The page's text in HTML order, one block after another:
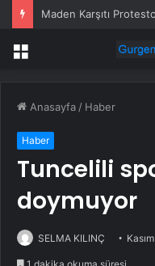
Menü
Anasayfa / Haber
Haber
Tuncelili
doymuyor
SELMA KILINÇ